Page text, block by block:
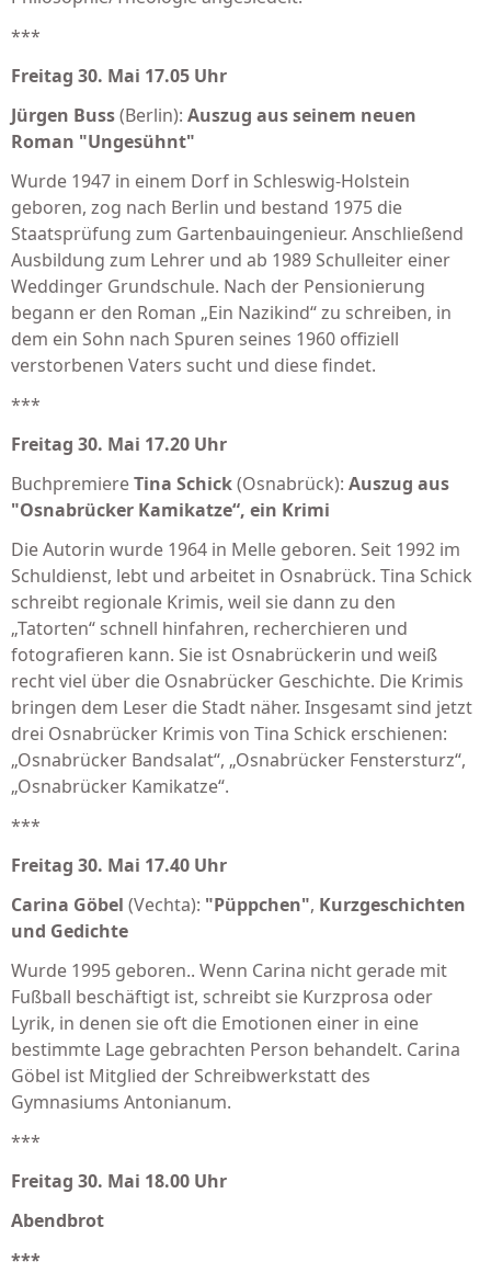
***
Freitag 30. Mai 17.05 Uhr
Jürgen Buss(Berlin): Auszug aus seinem neuen
Roman "Ungesühnt"
Wurde 1947 in einem Dorf in Schleswig-Holstein
geboren, zog nach Berlin und bestand 1975 die
Staatsprüfung zum Gartenbauinge­nieur. Anschließend
Ausbildung zum Lehrer und ab 1989 Schulleiter einer
Weddinger Grundschule. Nach der Pensionierung
begann er den Roman „Ein Nazikind“ zu schreiben, in
dem ein Sohn nach Spuren seines 1960 offiziell
verstorbenen Vaters sucht und diese findet.
***
Freitag 30. Mai 17.20 Uhr
BuchpremiereTina Schick(Osnabrück): Auszug aus
"Osnabrücker Kamikatze“, ein Krimi
Die Autorin wurde 1964 in Melle geboren. Seit 1992 im
Schuldienst, lebt und arbeitet in Osnabrück. Tina Schick
schreibt regionale Krimis, weil sie dann zu den
„Tatorten“ schnell hinfahren, recherchieren und
fotografieren kann. Sie ist Osnabrückerin und weiß
recht viel über die Osnabrücker Geschichte. Die Krimis
bringen dem Leser die Stadt näher. Insgesamt sind jetzt
drei Osnabrücker Krimis von Tina Schick erschienen:
„Osnabrücker Bandsalat“, „Osnabrücker Fenstersturz“,
„Osnabrücker Kamikatze“.
***
Freitag 30. Mai 17.40 Uhr
Carina Göbel (Vechta): "Püppchen", Kurzgeschichten
und Gedichte
Wurde 1995 geboren.. Wenn Carina nicht gerade mit
Fußball beschäftigt ist, schreibt sie Kurzprosa oder
Lyrik, in denen sie oft die Emotionen einer in eine
bestimmte Lage gebrachten Person behandelt. Carina
Göbel ist Mitglied der Schreibwerkstatt des
Gymnasiums Antonianum.
***
Freitag 30. Mai 18.00 Uhr
Abendbrot
***